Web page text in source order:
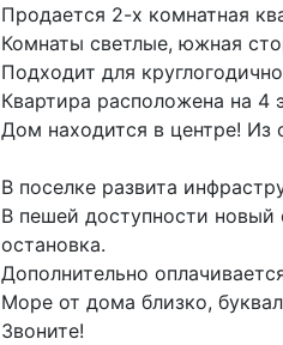
Продается 2-х комнатная
Комнаты светлые, южная
Подходит для
Квартира расположена на 4
Дом находится в центре! Из
В поселке развита
В пешей доступности новый
остановка.
Дополнительно
Море от дома близко,
Звоните!